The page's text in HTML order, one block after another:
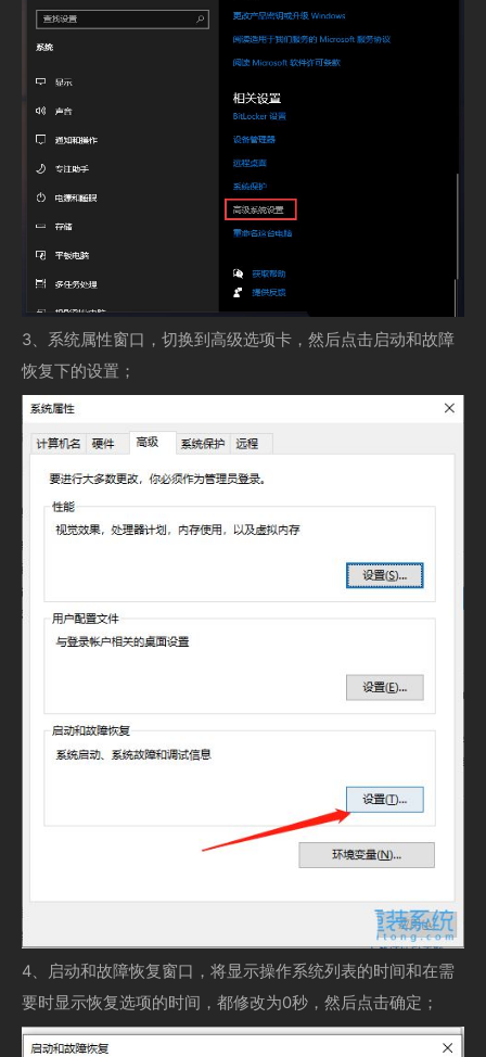
3、系统属性窗口，切换到高级选项卡，然后点击启动和故障
恢复下的设置；
4、启动和故障恢复窗口，将显示操作系统列表的时间和在需
要时显示恢复选项的时间，都修改为0秒，然后点击确定；